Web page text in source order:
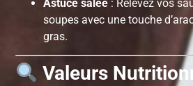
Astuce salée : Relevez vos
soupes avec une touche
gras.
Valeurs